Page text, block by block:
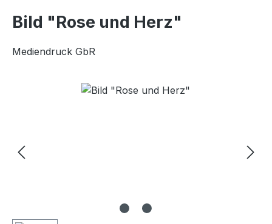
Bild "Rose und Herz"
Mediendruck GbR
Bildergalerie überspringen